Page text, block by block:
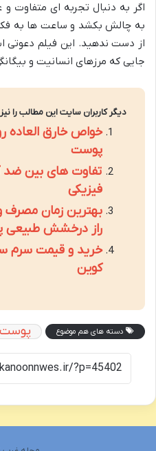
اگر به دنبال تجربه ای متفاوت
به چالش بکشد و ساعت ها به فکر
از دست ندهید. این فیلم دعوتی
جایی که مرزهای انسانیت و
دیگر کاربران سایت این مطالب را
خواص خارق العاده
پوست
تفاوت های بین ضد
فیزیکی
راز درخشش
خرید و قیمت سرم
کوین
دسته های هم موضوع پوست